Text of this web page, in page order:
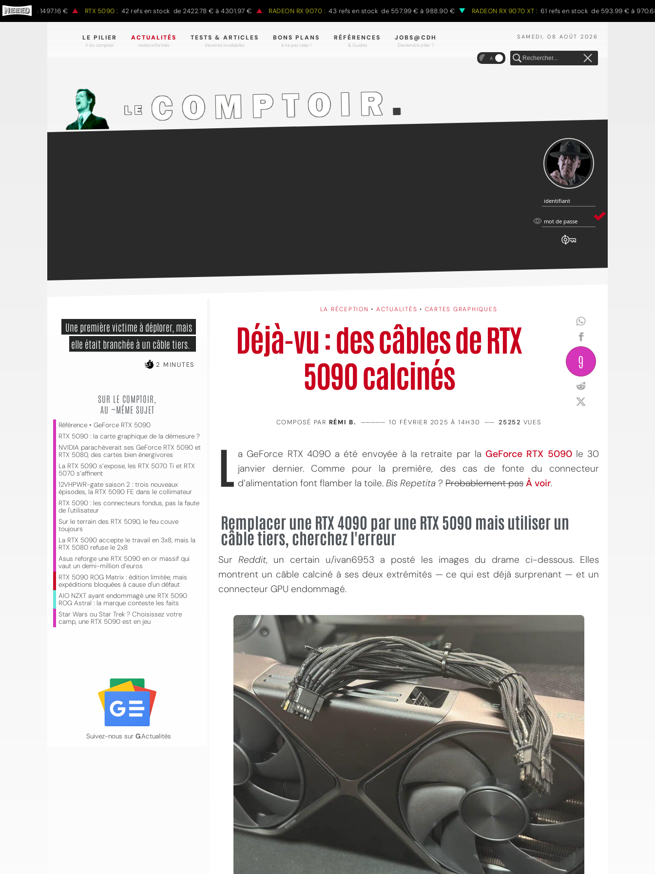
à 1497.16 € RTX 5090 : 42 refs en stock de 2422.78 € à 4301.97 € RADEON RX 9070 : 43 refs en stock de 557.99 € à 988.90 € RADEON RX 9070 XT : 61 refs en stock de 593.99 € à 970.68 €
SAMEDI, 08 AOÛT 2026
LE PILIER
// du comptoir
ACTUALITÉS
restez informés.
TESTS & ARTICLES
devenez incollables.
BONS PLANS
à ne pas rater !
RÉFÉRENCES
& Guides
JOBS@CDH
Deviendre pilier ?
A
identifiant
identifiant
mot
mot de passe
LA RÉCEPTION • ACTUALITÉS • CARTES GRAPHIQUES
Déjà-vu : des câbles de RTX
5090 calcinés
9
COMPOSÉ PAR RÉMI B. ————— 10 FÉVRIER 2025 À 14H30 —— 25252 VUES
L a GeForce RTX 4090 a été envoyée à la retraite par la GeForce RTX 5090le 30
janvier dernier. Comme pour la première, des cas de fonte du connecteur
d’alimentation font flamber la toile. Bis Repetita ? Probablement pas À voir.
Remplacer une RTX 4090 par une RTX 5090 mais utiliser un
câble tiers, cherchez l'erreur
Sur Reddit, un certain u/ivan6953 a posté les images du drame ci-dessous. Elles
montrent un câble calciné à ses deux extrémités — ce qui est déjà surprenant — et un
connecteur GPU endommagé.
elle était branchée à un câble tiers.
2 MINUTES
SUR LE COMPTOIR,
AU ~MÊME SUJET
Référence • GeForce RTX 5090
RTX 5090 : la carte graphique de la démesure ?
NVIDIA parachèverait ses GeForce RTX 5090 et
RTX 5080, des cartes bien énergivores
La RTX 5090 s’expose, les RTX 5070 Ti et RTX
5070 s’affinent
12VHPWR-gate saison 2 : trois nouveaux
épisodes, la RTX 5090 FE dans le collimateur
RTX 5090 : les connecteurs fondus, pas la faute
de l'utilisateur
Sur le terrain des RTX 5090, le feu couve
toujours
La RTX 5090 accepte le travail en 3x8, mais la
RTX 5080 refuse le 2x8
Asus reforge une RTX 5090 en or massif qui
vaut un demi-million d’euros
RTX 5090 ROG Matrix : édition limitée, mais
expéditions bloquées à cause d'un défaut
AIO NZXT ayant endommagé une RTX 5090
ROG Astral : la marque conteste les faits
Star Wars ou Star Trek ? Choisissez votre
camp, une RTX 5090 est en jeu
Suivez-nous sur G.Actualités